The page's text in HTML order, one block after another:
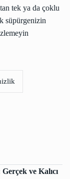
tek ya da çoklu
süpürgenizin
ve Kalıcı